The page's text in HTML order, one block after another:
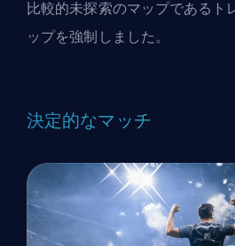
比較的未探索のマップであるト
ップを強制しました。
決定的なマッチ